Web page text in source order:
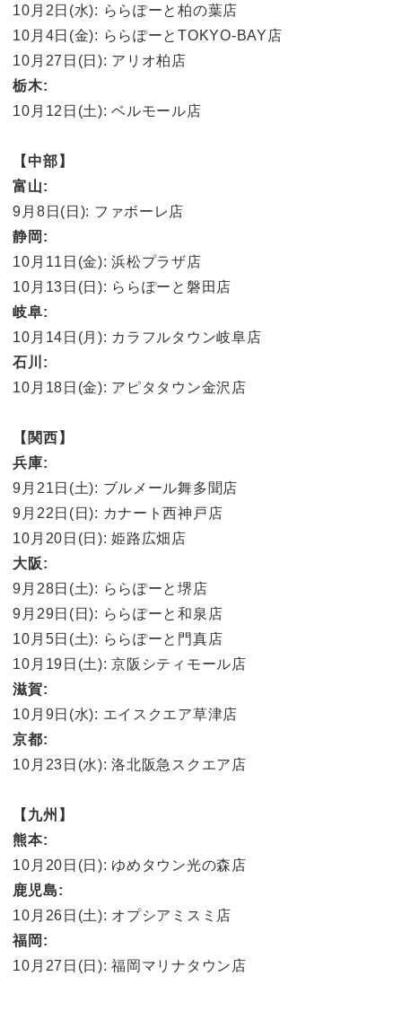
10月2日(水): ららぽーと柏の葉店
10月4日(金): ららぽーとTOKYO-BAY店
10月27日(日): アリオ柏店
栃木:
10月12日(土): ベルモール店
【中部】
富山:
9月8日(日): ファボーレ店
静岡:
10月11日(金): 浜松プラザ店
10月13日(日): ららぽーと磐田店
岐阜:
10月14日(月): カラフルタウン岐阜店
石川:
10月18日(金): アピタタウン金沢店
【関西】
兵庫:
9月21日(土): ブルメール舞多聞店
9月22日(日): カナート西神戸店
10月20日(日): 姫路広畑店
大阪:
9月28日(土): ららぽーと堺店
9月29日(日): ららぽーと和泉店
10月5日(土): ららぽーと門真店
10月19日(土): 京阪シティモール店
滋賀:
10月9日(水): エイスクエア草津店
京都:
10月23日(水): 洛北阪急スクエア店
【九州】
熊本:
10月20日(日): ゆめタウン光の森店
鹿児島:
10月26日(土): オプシアミスミ店
福岡:
10月27日(日): 福岡マリナタウン店